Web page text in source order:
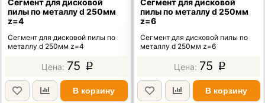
пилы по металлу d 250мм
z=4
Сегмент для дисковой пилы по
металлу d 250мм z=4
75 p
В корзину
пилы по металлу d 250мм
z=6
Сегмент для дисковой пилы по
металлу d 250мм z=6
75 p
В корзину